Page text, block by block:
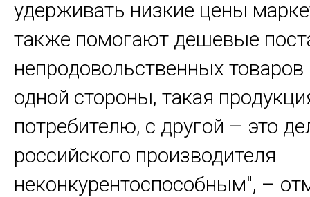
удерживать низкие цены
также помогают дешевые
непродовольственных
одной стороны, такая
потребителю, с другой – это
российского производителя
неконкурентоспособным", –